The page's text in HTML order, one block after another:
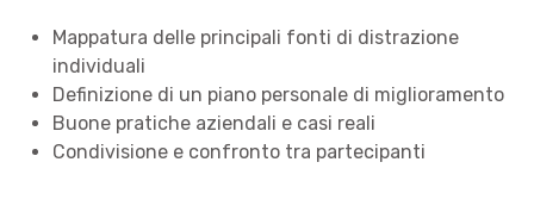
Mappatura delle principali fonti di distrazione
individuali
Definizione di un piano personale di miglioramento
Buone pratiche aziendali e casi reali
Condivisione e confronto tra partecipanti